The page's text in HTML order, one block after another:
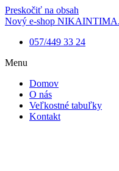
Preskočiť na obsah
Nový e-shop
057/449 33 24
Menu
Domov
O nás
Veľkostné tabuľky
Kontakt